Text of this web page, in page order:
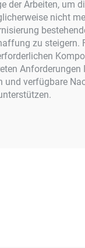
der Arbeiten, um
nicht
zu steigern.
Anforderungen
und verfügbare